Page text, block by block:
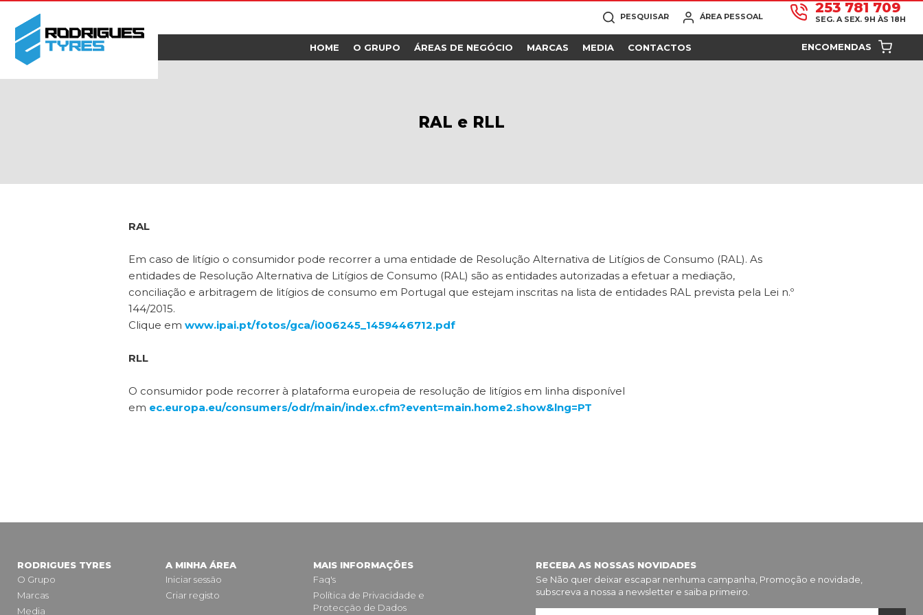
PESQUISAR ÁREA PESSOAL
253 781 709
SEG. A SEX. 9H ÀS 18H
HOME O GRUPO ÁREAS DE NEGÓCIO MARCAS MEDIA CONTACTOS ENCOMENDAS
RAL e RLL
RAL
Em caso de litígio o consumidor pode recorrer a uma entidade de Resolução Alternativa de Litígios de Consumo (RAL). As
entidades de Resolução Alternativa de Litígios de Consumo (RAL) são as entidades autorizadas a efetuar a mediação,
conciliação e arbitragem de litígios de consumo em Portugal que estejam inscritas na lista de entidades RAL prevista pela Lei n.º
144/2015.
Clique em www.ipai.pt/fotos/gca/i006245_1459446712.pdf
RLL
O consumidor pode recorrer à plataforma europeia de resolução de litígios em linha disponível
em ec.europa.eu/consumers/odr/main/index.cfm?event=main.home2.show&lng=PT
RODRIGUES TYRES
O Grupo
Marcas
Media
A MINHA ÁREA
Iniciar sessão
Criar registo
MAIS INFORMAÇÕES
Faq's
Política de Privacidade e
Protecção de Dados
RECEBA AS NOSSAS NOVIDADES
Se Não quer deixar escapar nenhuma campanha, Promoção e novidade,
subscreva a nossa a newsletter e saiba primeiro.